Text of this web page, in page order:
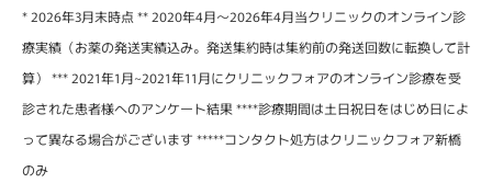
* 2026年3月末時点 ** 2020年4月～2026年4月当クリニックのオンライン診
療実績（お薬の発送実績込み。発送集約時は集約前の発送回数に転換して計
算） *** 2021年1月~2021年11月にクリニックフォアのオンライン診療を受
診された患者様へのアンケート結果 ****診療期間は土日祝日をはじめ日によ
って異なる場合がございます *****コンタクト処方はクリニックフォア新橋
のみ